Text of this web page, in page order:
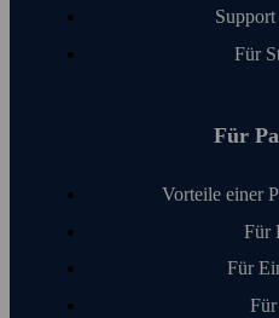
Für
Für
Vorteile einer
Für
Für